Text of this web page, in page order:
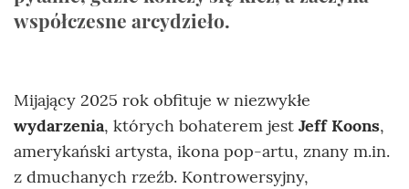
współczesne arcydzieło.
Mijający 2025 rok obfituje w niezwykłe
wydarzenia, których bohaterem jest Jeff Koons,
amerykański artysta, ikona pop-artu, znany m.in.
z dmuchanych rzeźb. Kontrowersyjny,